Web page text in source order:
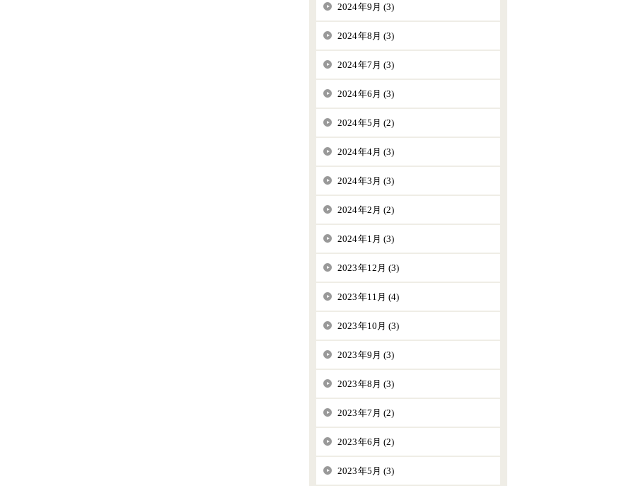
2024年9月 (3)
2024年8月 (3)
2024年7月 (3)
2024年6月 (3)
2024年5月 (2)
2024年4月 (3)
2024年3月 (3)
2024年2月 (2)
2024年1月 (3)
2023年12月 (3)
2023年11月 (4)
2023年10月 (3)
2023年9月 (3)
2023年8月 (3)
2023年7月 (2)
2023年6月 (2)
2023年5月 (3)